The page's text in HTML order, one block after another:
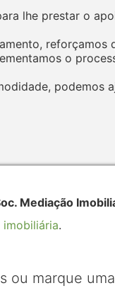
lhe prestar o
o
Mediação
imobiliária.
ou marque